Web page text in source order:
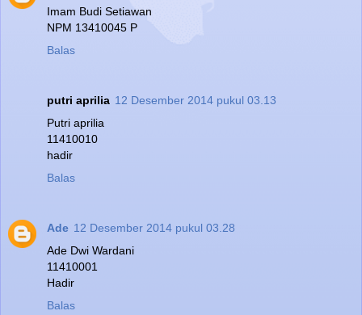
Imam Budi Setiawan
NPM 13410045 P
Balas
putri aprilia 12 Desember 2014 pukul 03.13
Putri aprilia
11410010
hadir
Balas
Ade 12 Desember 2014 pukul 03.28
Ade Dwi Wardani
11410001
Hadir
Balas